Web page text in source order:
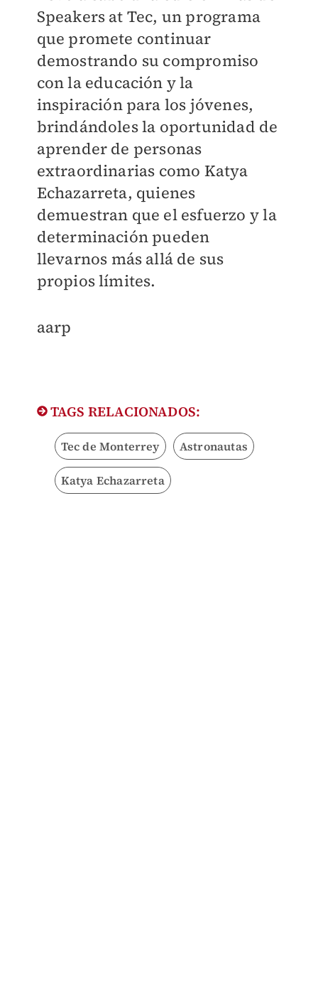
Speakers at Tec, un programa
que promete continuar
demostrando su compromiso
con la educación y la
inspiración para los jóvenes,
brindándoles la oportunidad de
aprender de personas
extraordinarias como Katya
Echazarreta, quienes
demuestran que el esfuerzo y la
determinación pueden
llevarnos más allá de sus
propios límites.
aarp
TAGS RELACIONADOS:
Tec de Monterrey Astronautas
Katya Echazarreta